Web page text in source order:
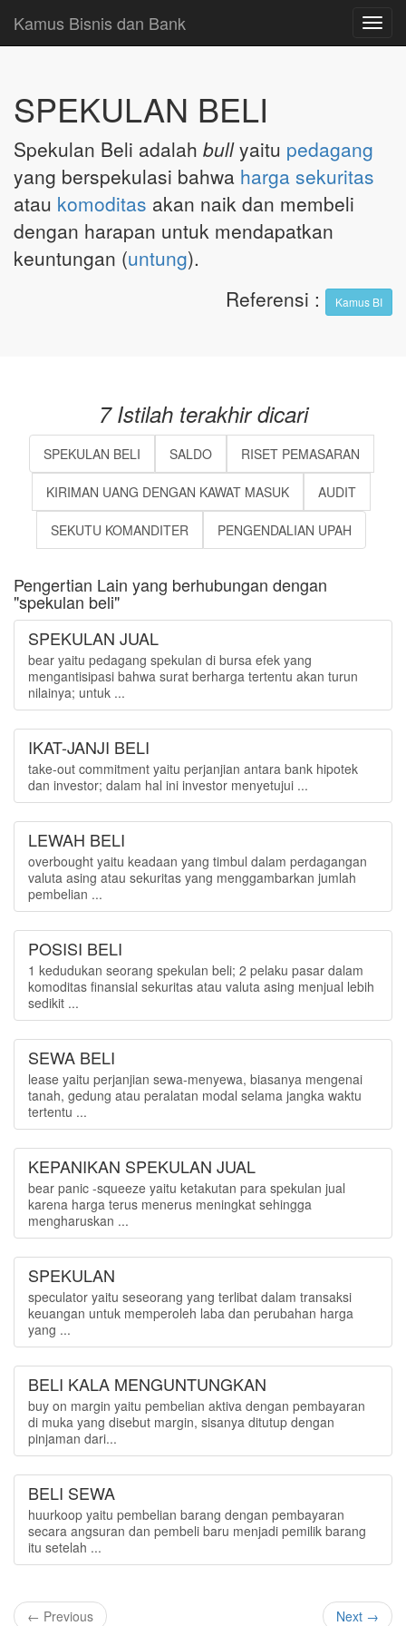
Kamus Bisnis dan Bank
SPEKULAN BELI
Spekulan Beli adalah bullyaitu pedagang
yang berspekulasi bahwa harga sekuritas
atau komoditas akan naik dan membeli
dengan harapan untuk mendapatkan
keuntungan (untung).
Referensi : Kamus BI
7 Istilah terakhir dicari
SPEKULAN BELI SALDO RISET PEMASARAN
KIRIMAN UANG DENGAN KAWAT MASUK AUDIT
SEKUTU KOMANDITER PENGENDALIAN UPAH
Pengertian Lain yang berhubungan dengan
"spekulan beli"
SPEKULAN JUAL
bear yaitu pedagang spekulan di bursa efek yang
mengantisipasi bahwa surat berharga tertentu akan turun
nilainya; untuk ...
IKAT-JANJI BELI
take-out commitment yaitu perjanjian antara bank hipotek
dan investor; dalam hal ini investor menyetujui ...
LEWAH BELI
overbought yaitu keadaan yang timbul dalam perdagangan
valuta asing atau sekuritas yang menggambarkan jumlah
pembelian ...
POSISI BELI
1 kedudukan seorang spekulan beli; 2 pelaku pasar dalam
komoditas finansial sekuritas atau valuta asing menjual lebih
sedikit ...
SEWA BELI
lease yaitu perjanjian sewa-menyewa, biasanya mengenai
tanah, gedung atau peralatan modal selama jangka waktu
tertentu ...
KEPANIKAN SPEKULAN JUAL
bear panic -squeeze yaitu ketakutan para spekulan jual
karena harga terus menerus meningkat sehingga
mengharuskan ...
SPEKULAN
speculator yaitu seseorang yang terlibat dalam transaksi
keuangan untuk memperoleh laba dan perubahan harga
yang ...
BELI KALA MENGUNTUNGKAN
buy on margin yaitu pembelian aktiva dengan pembayaran
di muka yang disebut margin, sisanya ditutup dengan
pinjaman dari...
BELI SEWA
huurkoop yaitu pembelian barang dengan pembayaran
secara angsuran dan pembeli baru menjadi pemilik barang
itu setelah ...
← Previous Next →